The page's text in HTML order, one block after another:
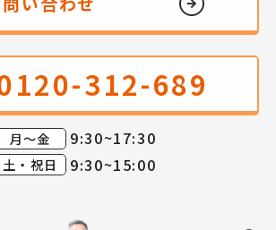
312-689
月～金 9:30~17:30
土・祝日 9:30~15:00